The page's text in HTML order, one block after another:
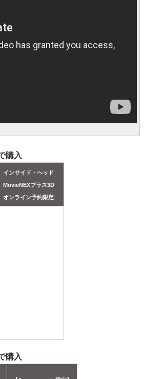
購入
インサイド・ヘッド
MovieNEXプラス3D
オンライン予約限定
購入